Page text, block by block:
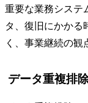
重要な業務システ
タ、復旧にかかる
く、事業継続の観
データ重複排